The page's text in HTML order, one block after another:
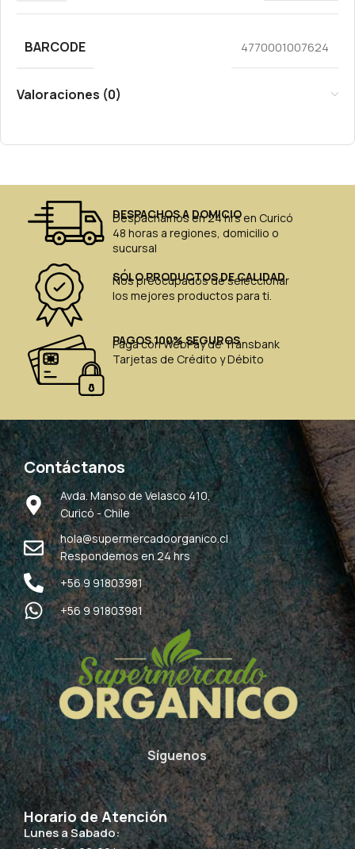
BARCODE 4770001007624
Valoraciones (0)
DESPACHOS A DOMICIO
Despachamos en 24 hrs en Curicó
48 horas a regiones, domicilio o
sucursal
SÓLO PRODUCTOS DE CALIDAD
Nos preocupados de seleccionar
los mejores productos para ti.
PAGOS 100% SEGUROS
Paga con WebPay de Transbank
Tarjetas de Crédito y Débito
Contáctanos
Avda. Manso de Velasco 410,
Curicó - Chile
hola@supermercadoorganico.cl
Respondemos en 24 hrs
+56 9 91803981
+56 9 91803981
Síguenos
Horario de Atención
Lunes a Sabado: